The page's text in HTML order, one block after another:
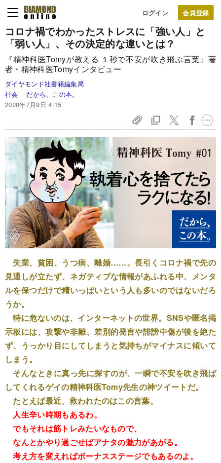
ログイン
コロナ禍でわかったストレスに「強い人」と
「弱い人」、その決定的な違いとは？
『精神科医Tomyが教える １秒で不安が吹き飛ぶ言葉』著
者・精神科医Tomyインタビュー
ダイヤモンド社書籍編集局
社会
だから、この本。
2020年7月9日 4:15
失業、貧困、うつ病、離婚……。長引くコロナ禍で先の
見通しが立たず、ネガティブな情報があふれる中、メンタ
ルを保つだけで精いっぱいという人も多いのではないだろ
うか。
特に危ないのは、インターネットの世界。SNSや匿名掲
示板には、攻撃や非難、差別的発言や誹謗中傷が後を絶た
ず、うっかり目にしてしまうと気持ちがマイナスに傾いて
しまう。
そんなときに真っ先に探すのが、一瞬で不安を吹き飛ば
してくれるゲイの精神科医Tomy先生の神ツイートだ。
たとえば最近、救われたのはこの言葉。
人生辛い時期もあるわ。
でもそれは筋トレみたいなもので、
なんとかやり過ごせばアナタの魅力があがる。
考え方を変えればボーナスステージでもあるのよ。